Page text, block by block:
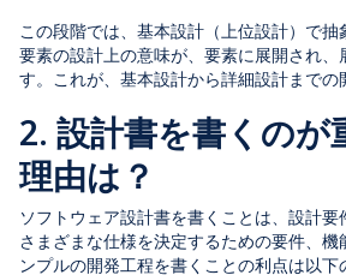
この段階では、基本設計（上位設計）で
要素の設計上の意味が、要素に展開され、
す。これが、基本設計から詳細設計までの
2. 設計書を書くのが
理由は？
ソフトウェア設計書を書くことは、設計要
さまざまな仕様を決定するための要件、
ンプルの開発工程を書くことの利点は以下